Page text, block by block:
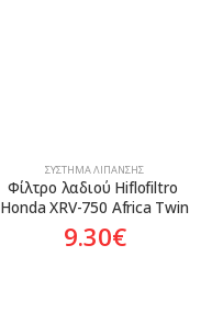
ΣΎΣΤΗΜΑ ΛΊΠΑΝΣΗΣ
Φίλτρο λαδιού Hiflofiltro
Honda XRV-750 Africa Twin
9.30€